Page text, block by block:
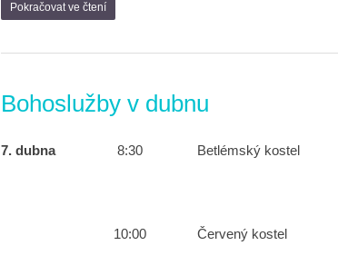
Pokračovat ve čtení
Bohoslužby v dubnu
7. dubna 8:30 Betlémský kostel
Jana
10:00 Červený kostel Jana